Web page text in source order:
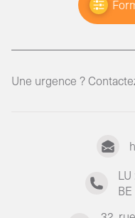
Une urgence ?
LU